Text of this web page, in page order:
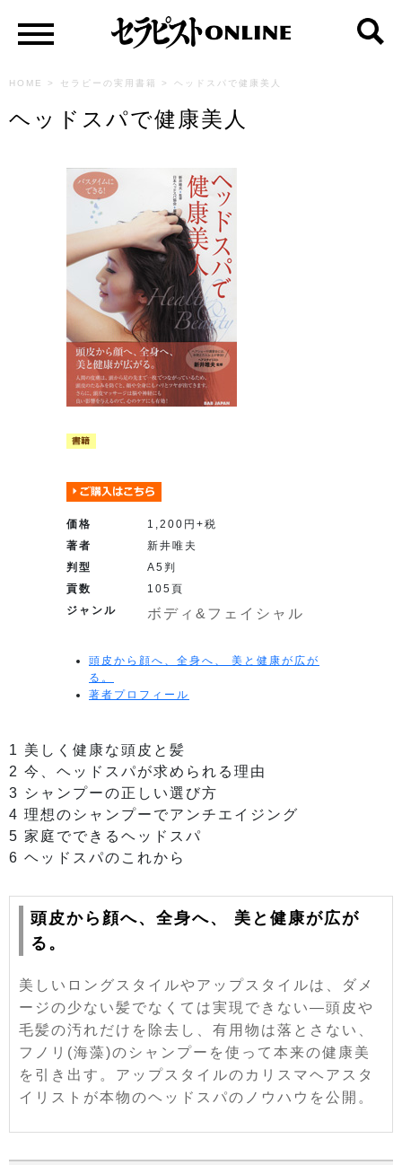
HOME > セラピーの実用書籍 > ヘッドスパで健康美人
ヘッドスパで健康美人
価格
1,200円+税
著者
新井唯夫
判型
A5判
貢数
105頁
ジャンル
ボディ&フェイシャル
頭皮から顔へ、全身へ、 美と健康が広が
る。
著者プロフィール
1 美しく健康な頭皮と髪
2 今、ヘッドスパが求められる理由
3 シャンプーの正しい選び方
4 理想のシャンプーでアンチエイジング
5 家庭でできるヘッドスパ
6 ヘッドスパのこれから
頭皮から顔へ、全身へ、 美と健康が広が
る。
美しいロングスタイルやアップスタイルは、ダメ
ージの少ない髪でなくては実現できない―頭皮や
毛髪の汚れだけを除去し、有用物は落とさない、
フノリ(海藻)のシャンプーを使って本来の健康美
を引き出す。アップスタイルのカリスマヘアスタ
イリストが本物のヘッドスパのノウハウを公開。